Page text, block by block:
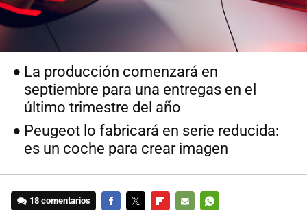
La producción comenzará en
septiembre para una entregas en el
último trimestre del año
Peugeot lo fabricará en serie reducida:
es un coche para crear imagen
18 comentarios